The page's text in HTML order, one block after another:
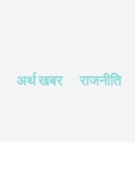
अर्थ खबर राजनीति